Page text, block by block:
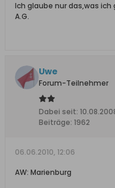
Ich glaube nur das,was
A.G.
Uwe
Forum-Teilnehmer
Dabei seit:
Beiträge: 1962
06.06.2010, 12:06
AW: Marienburg